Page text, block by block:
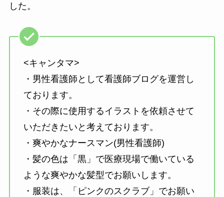
した。
<キャンタマ>
・男性看護師として看護師ブログを運営し
ております。
・その際に使用するイラストを依頼させて
いただきたいと考えております。
・爽やかなナースマン(男性看護師)
・髪の色は「黒」で医療現場で働いている
ような爽やかな髪型でお願いします。
・服装は、「ピンクのスクラブ」でお願い